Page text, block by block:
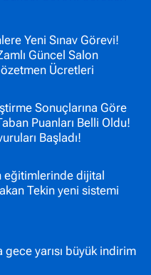
Yeni Sınav Görevi!
Güncel Salon
Ücretleri
Sonuçlarına Göre
Puanları Belli Oldu!
Başladı!
eğitimlerinde dijital
Tekin yeni sistemi
gece yarısı büyük indirim